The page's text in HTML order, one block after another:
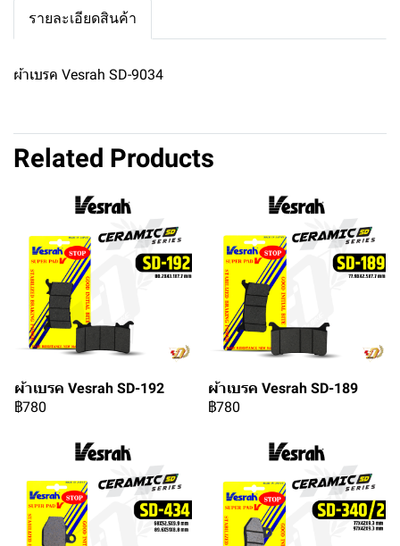
รายละเอียดสินค้า
ผ้าเบรค Vesrah SD-9034
Related Products
ผ้าเบรค Vesrah SD-192
฿780
ผ้าเบรค Vesrah SD-189
฿780